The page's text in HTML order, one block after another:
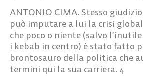
ANTONIO CIMA. Stesso
può imputare a lui la crisi
che poco o niente (salvo
i kebab in centro) è stato fatto
brontosauro della politica che
termini qui la sua carriera. 4